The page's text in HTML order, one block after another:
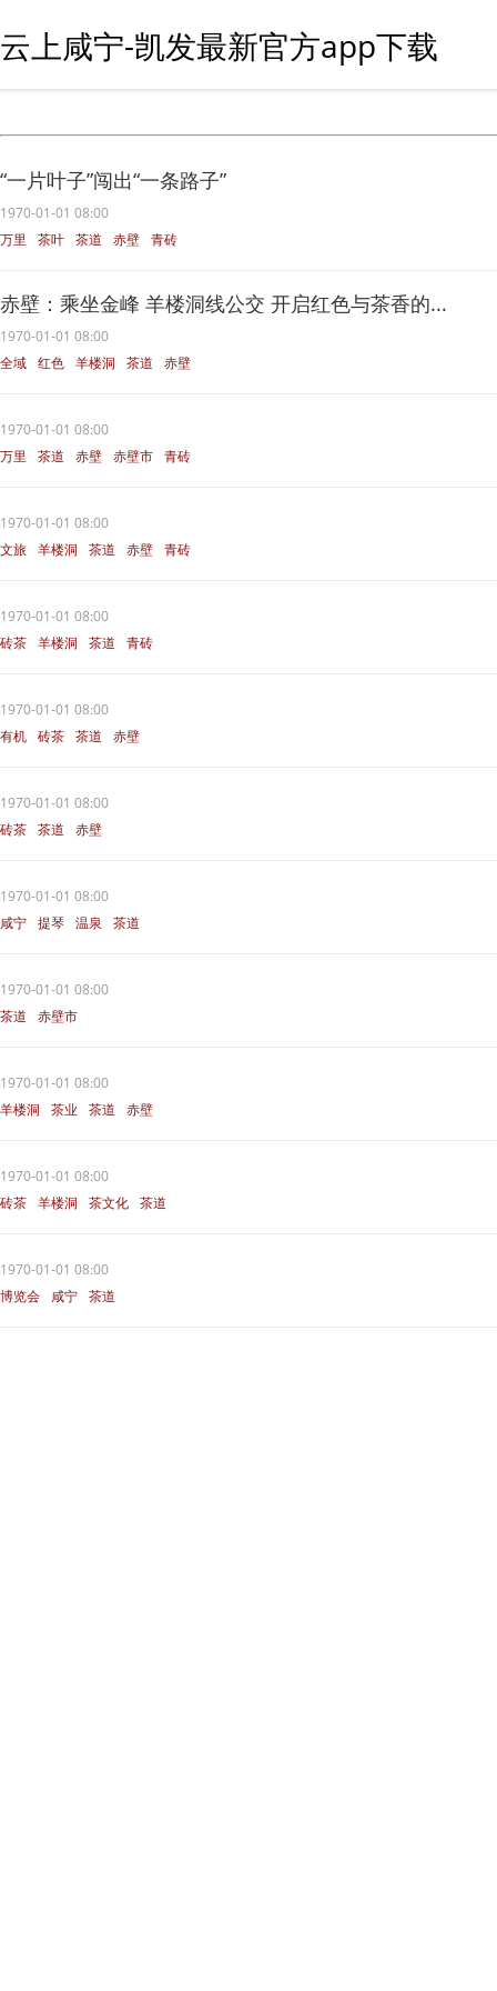
云上咸宁-凯发最新官方app下载
“一片叶子”闯出“一条路子”
1970-01-01 08:00
万里
茶叶 茶道 赤壁 青砖
赤壁：乘坐金峰 羊楼洞线公交 开启红色与茶香的...
1970-01-01 08:00
全域 红色 羊楼洞 茶道 赤壁
1970-01-01 08:00
万里
茶道 赤壁 赤壁市 青砖
1970-01-01 08:00
文旅 羊楼洞 茶道 赤壁 青砖
1970-01-01 08:00
砖茶 羊楼洞 茶道 青砖
1970-01-01 08:00
有机 砖茶 茶道 赤壁
1970-01-01 08:00
砖茶 茶道 赤壁
1970-01-01 08:00
咸宁 提琴 温泉 茶道
1970-01-01 08:00
茶道
赤壁市
1970-01-01 08:00
羊楼洞
茶业 茶道 赤壁
1970-01-01 08:00
砖茶 羊楼洞 茶文化 茶道
1970-01-01 08:00
博览会
咸宁 茶道